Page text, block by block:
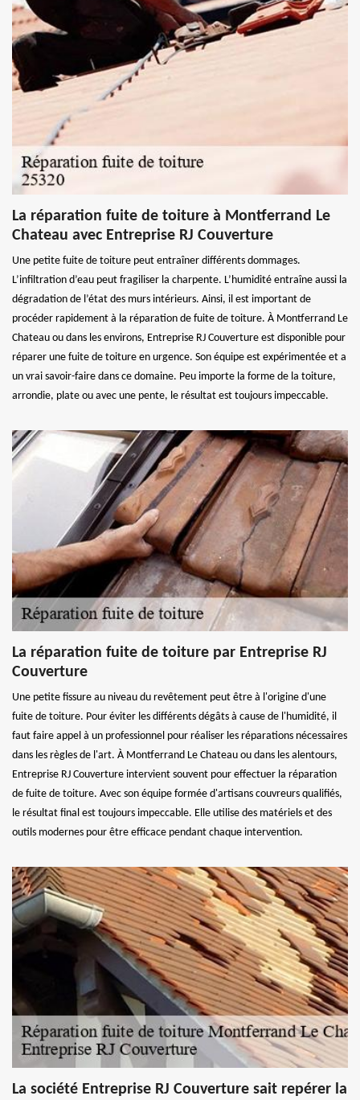
La réparation fuite de toiture à Montferrand Le
Chateau avec Entreprise RJ Couverture
Une petite fuite de toiture peut entraîner différents dommages.
L’infiltration d’eau peut fragiliser la charpente. L’humidité entraîne aussi la
dégradation de l’état des murs intérieurs. Ainsi, il est important de
procéder rapidement à la réparation de fuite de toiture. À Montferrand Le
Chateau ou dans les environs, Entreprise RJ Couverture est disponible pour
réparer une fuite de toiture en urgence. Son équipe est expérimentée et a
un vrai savoir-faire dans ce domaine. Peu importe la forme de la toiture,
arrondie, plate ou avec une pente, le résultat est toujours impeccable.
La réparation fuite de toiture par Entreprise RJ
Couverture
Une petite fissure au niveau du revêtement peut être à l'origine d'une
fuite de toiture. Pour éviter les différents dégâts à cause de l'humidité, il
faut faire appel à un professionnel pour réaliser les réparations nécessaires
dans les règles de l'art. À Montferrand Le Chateau ou dans les alentours,
Entreprise RJ Couverture intervient souvent pour effectuer la réparation
de fuite de toiture. Avec son équipe formée d'artisans couvreurs qualifiés,
le résultat final est toujours impeccable. Elle utilise des matériels et des
outils modernes pour être efficace pendant chaque intervention.
La société Entreprise RJ Couverture sait repérer la